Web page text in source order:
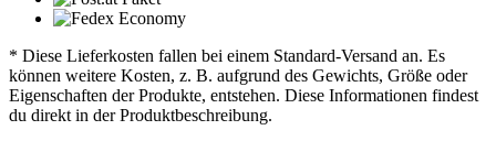
* Diese Lieferkosten fallen bei einem Standard-Versand an. Es
können weitere Kosten, z. B. aufgrund des Gewichts, Größe oder
Eigenschaften der Produkte, entstehen. Diese Informationen findest
du direkt in der Produktbeschreibung.